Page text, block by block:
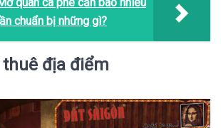
chuẩn bị những gì?
địa điểm